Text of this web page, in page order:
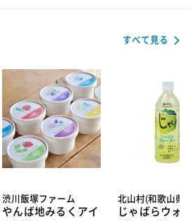
すべて見る
渋川飯塚ファーム
やんば地みるくアイ
北山村(和歌山県)
じゃばらウォ